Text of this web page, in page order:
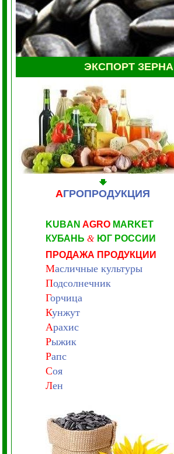
ЭКСПОРТ ЗЕРНА
АГРОПРОДУКЦИЯ
KUBAN AGRO MARKET
КУБАНЬ & ЮГ РОССИИ
ПРОДАЖА ПРОДУКЦИИ
Масличные культуры
Подсолнечник
Горчица
Кунжут
Арахис
Рыжик
Рапс
Соя
Лен